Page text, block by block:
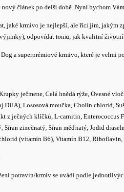
článek po delší době. Nyní bychom
jaké krmivo je nejlepší, ale říci jim, jakým
odpovídat tomu, jak kvalitní
a superprémiové krmivo, které je velmi
ječmene, Celá hnědá rýže, Ovesné
Lososová moučka, Cholin chlorid,
z ječných klíčků, L-carnitin, Enterococcus
Síran zinečnatý, Síran měďnatý, Jodid
(vitamín B6), Vitamín B12, Riboflavin,
potravin/krmiv se uvádí podle